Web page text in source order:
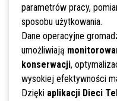
parametrów pracy,
sposobu użytkowania.
Dane operacyjne
umożliwiają
konserwacji,
wysokiej efektywności
Dzięki aplikacji Dieci